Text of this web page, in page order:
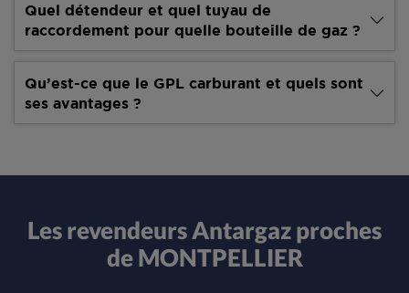
Quel détendeur et quel tuyau de
raccordement pour quelle bouteille de gaz ?
Qu’est-ce que le GPL carburant et quels sont
ses avantages ?
Les revendeurs Antargaz proches
de MONTPELLIER